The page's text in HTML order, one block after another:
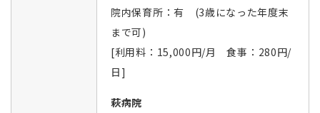
院内保育所：有 (3歳になった年度末
まで可)
[利用料：15,000円/月 食事：280円/
日]
萩病院